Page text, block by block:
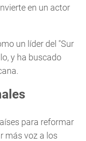
en un actor
un líder del "Sur
y ha buscado
para reformar
más voz a los